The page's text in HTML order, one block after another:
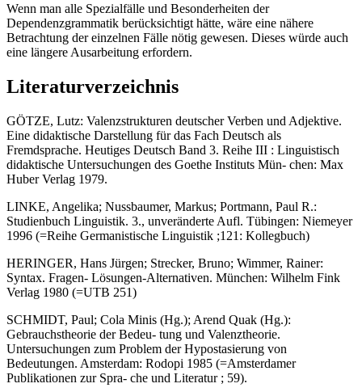
Wenn man alle Spezialfälle und Besonderheiten der
Dependenzgrammatik berücksichtigt hätte, wäre eine nähere
Betrachtung der einzelnen Fälle nötig gewesen. Dieses würde auch
eine längere Ausarbeitung erfordern.
Literaturverzeichnis
GÖTZE, Lutz: Valenzstrukturen deutscher Verben und Adjektive.
Eine didaktische Darstellung für das Fach Deutsch als
Fremdsprache. Heutiges Deutsch Band 3. Reihe III : Linguistisch
didaktische Untersuchungen des Goethe Instituts Mün- chen: Max
Huber Verlag 1979.
LINKE, Angelika; Nussbaumer, Markus; Portmann, Paul R.:
Studienbuch Linguistik. 3., unveränderte Aufl. Tübingen: Niemeyer
1996 (=Reihe Germanistische Linguistik ;121: Kollegbuch)
HERINGER, Hans Jürgen; Strecker, Bruno; Wimmer, Rainer:
Syntax. Fragen- Lösungen-Alternativen. München: Wilhelm Fink
Verlag 1980 (=UTB 251)
SCHMIDT, Paul; Cola Minis (Hg.); Arend Quak (Hg.):
Gebrauchstheorie der Bedeu- tung und Valenztheorie.
Untersuchungen zum Problem der Hypostasierung von
Bedeutungen. Amsterdam: Rodopi 1985 (=Amsterdamer
Publikationen zur Spra- che und Literatur ; 59).